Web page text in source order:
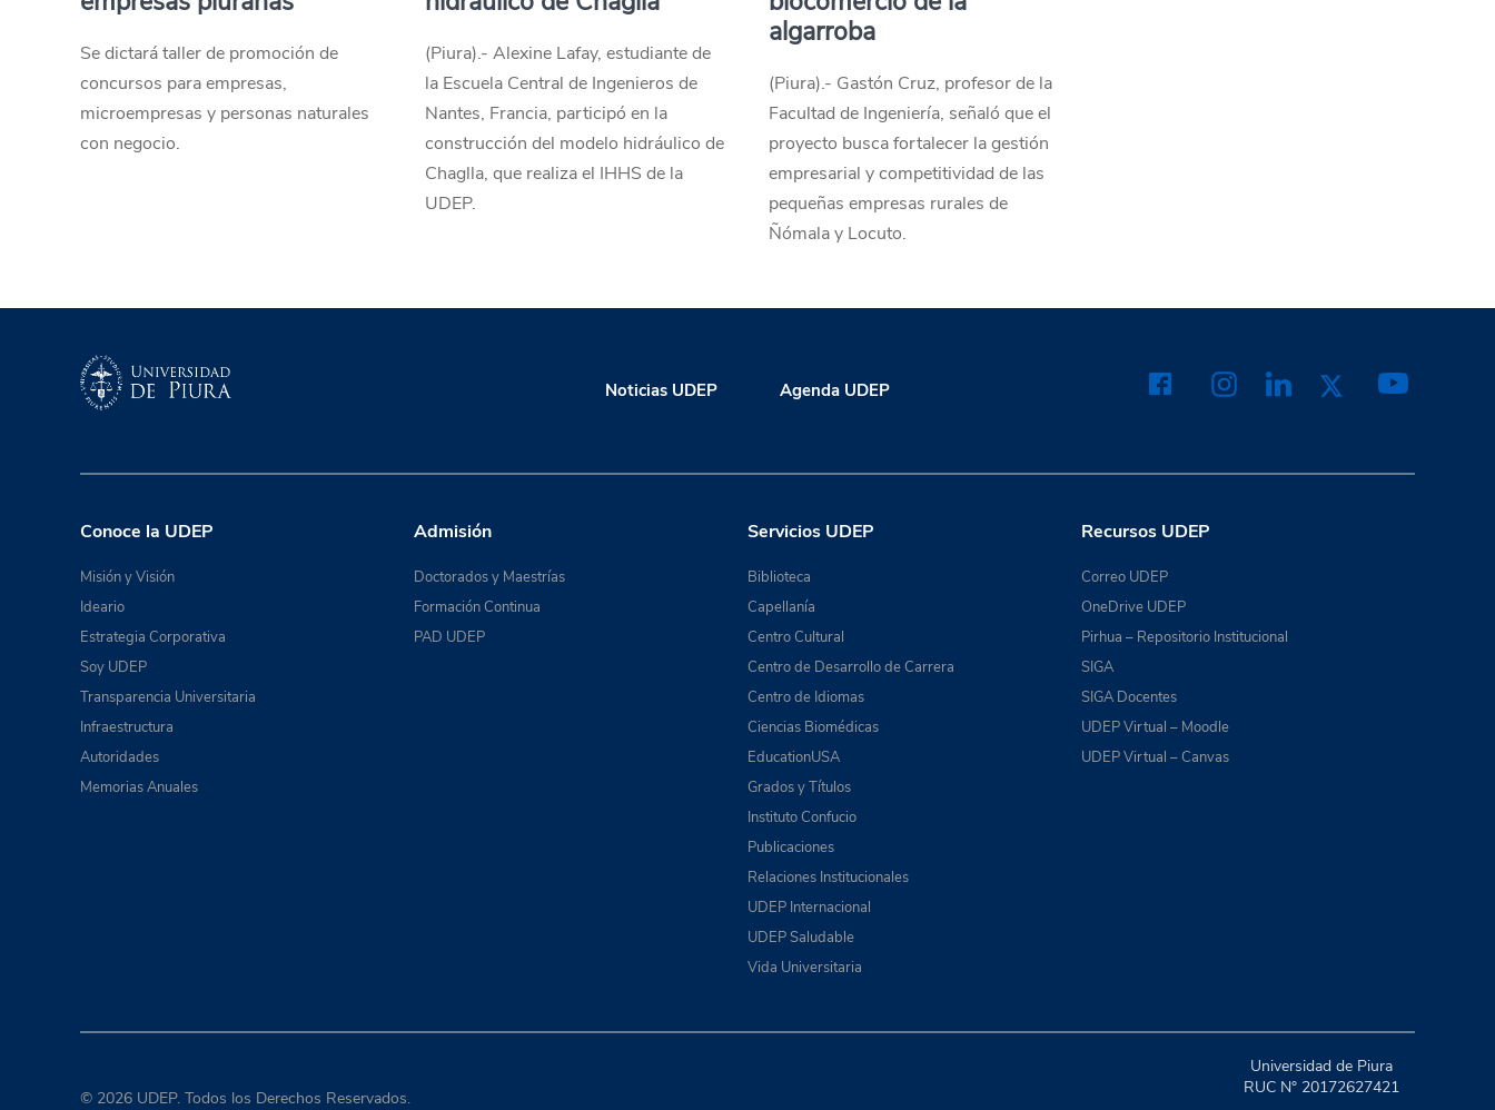
Se dictará taller de promoción de
concursos para empresas,
microempresas y personas naturales
con negocio.
(Piura).- Alexine Lafay, estudiante de
la Escuela Central de Ingenieros de
Nantes, Francia, participó en la
construcción del modelo hidráulico de
Chaglla, que realiza el IHHS de la
UDEP.
algarroba
(Piura).- Gastón Cruz, profesor de la
Facultad de Ingeniería, señaló que el
proyecto busca fortalecer la gestión
empresarial y competitividad de las
pequeñas empresas rurales de
Ñómala y Locuto.
Noticias UDEP Agenda UDEP
Conoce la UDEP
Misión y Visión
Ideario
Estrategia Corporativa
Soy UDEP
Transparencia Universitaria
Infraestructura
Autoridades
Memorias Anuales
Admisión
Doctorados y Maestrías
Formación Continua
PAD UDEP
Servicios UDEP
Biblioteca
Capellanía
Centro Cultural
Centro de Desarrollo de Carrera
Centro de Idiomas
Ciencias Biomédicas
EducationUSA
Grados y Títulos
Instituto Confucio
Publicaciones
Relaciones Institucionales
UDEP Internacional
UDEP Saludable
Vida Universitaria
Recursos UDEP
Correo UDEP
OneDrive UDEP
Pirhua – Repositorio Institucional
SIGA
SIGA Docentes
UDEP Virtual – Moodle
UDEP Virtual – Canvas
© 2026 UDEP. Todos los Derechos Reservados.
Universidad de Piura
RUC N° 20172627421